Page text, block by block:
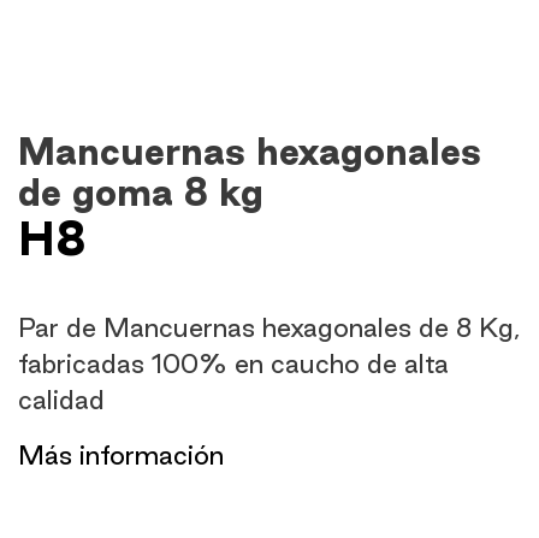
Mancuernas hexagonales
de goma 8 kg
H8
Par de Mancuernas hexagonales de 8 Kg,
fabricadas 100% en caucho de alta
calidad
​Más información